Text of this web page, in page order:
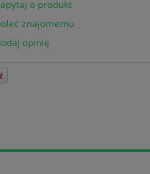
o produkt
znajomemu
opinię